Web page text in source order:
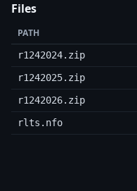
Files
PATH
r1242024.zip
r1242025.zip
r1242026.zip
rlts.nfo